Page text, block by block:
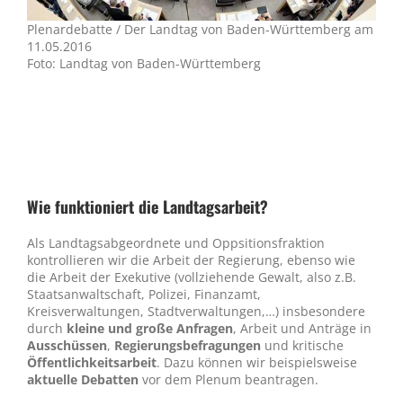
Plenardebatte / Der Landtag von Baden-Württemberg am
11.05.2016
Foto: Landtag von Baden-Württemberg
Wie funktioniert die Landtagsarbeit?
Als Landtagsabgeordnete und Oppsitionsfraktion
kontrollieren wir die Arbeit der Regierung, ebenso wie
die Arbeit der Exekutive (vollziehende Gewalt, also z.B.
Staatsanwaltschaft, Polizei, Finanzamt,
Kreisverwaltungen, Stadtverwaltungen,…) insbesondere
durch kleine und große Anfragen, Arbeit und Anträge in
Ausschüssen, Regierungsbefragungen und kritische
Öffentlichkeitsarbeit. Dazu können wir beispielsweise
aktuelle Debatten vor dem Plenum beantragen.